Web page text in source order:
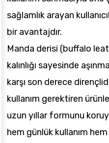
sağlamlık arayan
bir avantajdır.
Manda derisi (buffalo
kalınlığı sayesinde
karşı son derece
kullanım gerektiren
uzun yıllar formunu
hem günlük kullanım